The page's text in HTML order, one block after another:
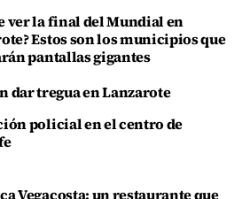
ver la final del Mundial en
Estos son los municipios que
pantallas gigantes
dar tregua en Lanzarote
policial en el centro de
Vegacosta: un restaurante que